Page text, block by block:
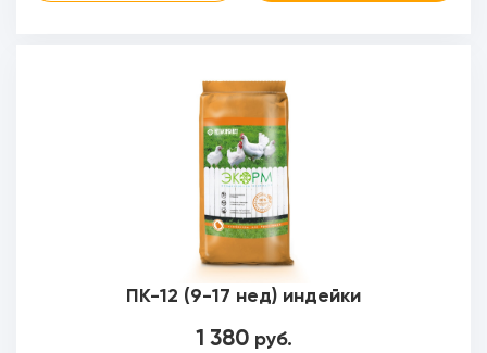
ПК-12 (9-17 нед) индейки
1 380руб.